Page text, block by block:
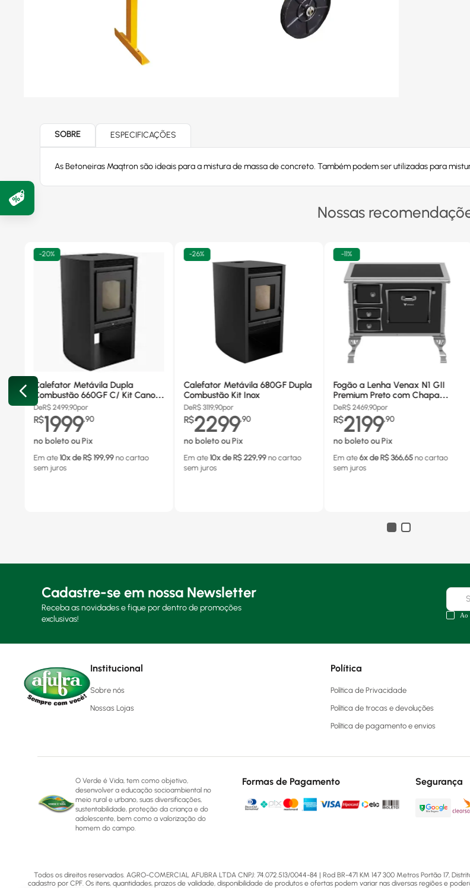
SOBRE ESPECIFICAÇÕES
As Betoneiras Maqtron são ideais para a mistura de massa de concreto. Também podem ser utilizadas para
Nossas
-20%
Calefator Metávila Dupla
Combustão 660GF C/ Kit Canos
Inox
DeR$ 2499,90por
R$1999,90
no boleto ou Pix
Em ate 10x de R$ 199,99 no cartao
sem juros
-26%
Calefator Metávila 680GF Dupla
Combustão Kit Inox
DeR$3119,90por
R$2299,90
no boleto ou Pix
Em ate 10x de R$ 229,99 no cartao
sem juros
-11%
Fogão a Lenha Venax N1 GII
Premium Preto com Chapa
Vitrocerâmica - Chaminé Saída
Lado Direito
DeR$ 2469,90por
R$2199,90
no boleto ou Pix
Em ate 6x de R$ 366,65 no cartao
sem juros
Cadastre-se em nossa Newsletter
Receba as novidades e fique por dentro de promoções
exclusivas!
Ao
Institucional
Sobre nós
Nossas Lojas
Política
Política de Privacidade
Política de trocas e devoluções
Política de pagamento e envios
O Verde é Vida, tem como objetivo,
desenvolver a educação socioambiental no
meio rural e urbano, suas diversificações,
sustentabilidade, proteção da criança e do
adolescente, bem como a valorização do
homem do campo.
Formas de Pagamento Segurança
Todos os direitos reservados. AGRO-COMERCIAL AFUBRA LTDA CNPJ: 74.072.513/0044-84 | Rod BR-471 KM 147 300 Metros Portão 17,
cadastro por CPF. Os itens, quantidades, prazos de validade, disponibilidade de produtos e ofertas podem variar nas diversas regiões e